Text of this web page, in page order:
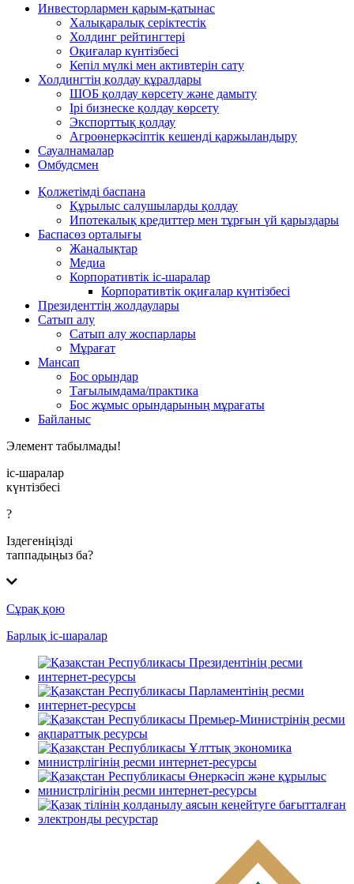
Инвесторлармен қарым-қатынас
Халықаралық серіктестік
Холдинг рейтингтері
Оқиғалар күнтізбесі
Кепіл мүлкі мен активтерін сату
Холдингтің қолдау құралдары
ШОБ қолдау көрсету және дамыту
Ірі бизнеске қолдау көрсету
Экспорттық қолдау
Агроөнеркәсіптік кешенді қаржыландыру
Сауалнамалар
Омбудсмен
Қолжетімді баспана
Құрылыс салушыларды қолдау
Ипотекалық кредиттер мен тұрғын үй қарыздары
Баспасөз орталығы
Жаңалықтар
Медиа
Корпоративтік іс-шаралар
Корпоративтік оқиғалар күнтізбесі
Президенттің жолдаулары
Сатып алу
Сатып алу жоспарлары
Мұрағат
Мансап
Бос орындар
Тағылымдама/практика
Бос жұмыс орындарының мұрағаты
Байланыс
Элемент табылмады!
іс-шаралар
күнтізбесі
?
Іздегеніңізді
таппадыңыз ба?
Сұрақ қою
Барлық іс-шаралар